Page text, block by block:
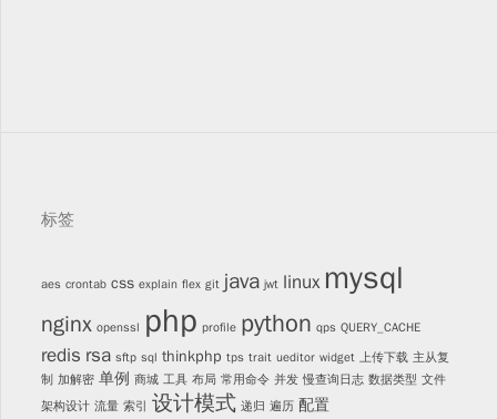
标签
aes crontab css explain flex git java jwt linux mysql
nginx openssl php profile python qps QUERY_CACHE
redis rsa sftp sql thinkphp tps trait ueditor widget 上传下载 主从复
制 加解密 单例 商城 工具 布局 常用命令 并发 慢查询日志 数据类型 文件
架构设计 流量 索引 设计模式 递归 遍历 配置